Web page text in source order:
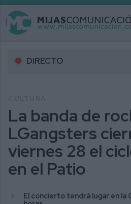
DIRECTO
La banda de
LGangsters
viernes 28 el
en el Patio
El concierto tendrá lugar en la